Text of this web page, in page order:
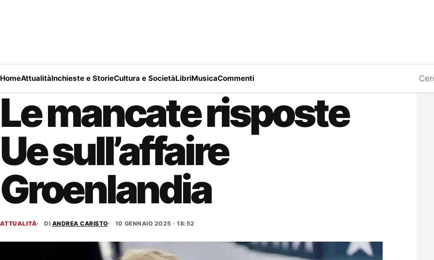
HomeAttualitàInchieste e StorieCultura e SocietàLibriMusicaCommenti
Le mancate risposte
Ue sull’affaire
Groenlandia
ATTUALITÀ DI ANDREA CARISTO 10 GENNAIO 2025 · 18:52